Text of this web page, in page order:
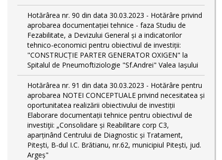
Hotărârea nr. 90 din data 30.03.2023 - Hotărâre privind
aprobarea documentației tehnice - faza Studiu de
Fezabilitate, a Devizului General și a indicatorilor
tehnico-economici pentru obiectivul de investiții:
"CONSTRUCȚIE PARTER GENERATOR OXIGEN" la
Spitalul de Pneumoftiziologie "Sf.Andrei" Valea Iașului
Hotărârea nr. 91 din data 30.03.2023 - Hotărâre pentru
aprobarea NOTEI CONCEPTUALE privind necesitatea și
oportunitatea realizării obiectivului de investiții
Elaborare documentații tehnice pentru obiectivul de
investiţii: „Consolidare și Reabilitare corp C3,
aparținând Centrului de Diagnostic și Tratament,
Pitești, B-dul I.C. Brătianu, nr.62, municipiul Pitești, jud.
Argeș"